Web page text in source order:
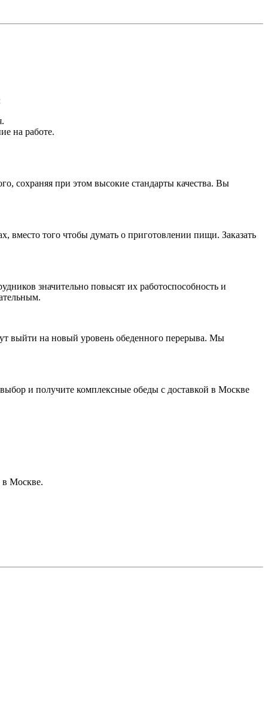
на работе.
сохраняя при этом высокие стандарты качества. Вы
вместо того чтобы думать о приготовлении пищи. Заказать
значительно повысят их работоспособность и
выйти на новый уровень обеденного перерыва. Мы
и получите комплексные обеды с доставкой в Москве
в Москве.